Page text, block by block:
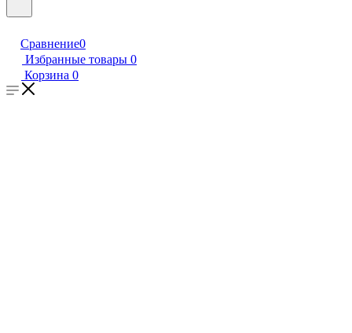
Сравнение0
Избранные товары 0
Корзина 0